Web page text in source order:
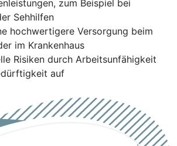
zum Beispiel bei
Sehhilfen
hochwertigere Versorgung beim
im Krankenhaus
Risiken durch Arbeitsunfähigkeit
auf